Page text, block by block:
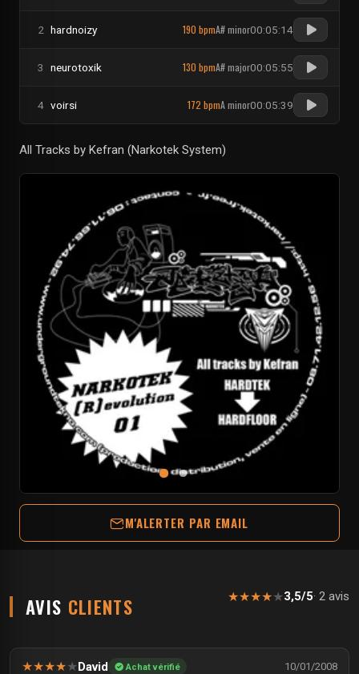
2 hardnoizy 190 bpmA# minor00:05:14
3 neurotoxik 130 bpmA# major00:05:55
4 voirsi 172 bpmA minor00:05:39
All Tracks by Kefran (Narkotek System)
M'ALERTER PAR EMAIL
AVIS CLIENTS ★★★★★3,5/5· 2 avis
★★★★★David Achat vérifié 10/01/2008